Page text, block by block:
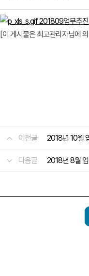
201809업무추진
[이 게시물은 최고관리자님에
이전글 2018년 10월
다음글 2018년 8월